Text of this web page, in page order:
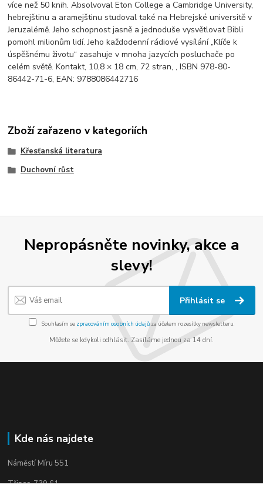
více než 50 knih. Absolvoval Eton College a Cambridge University,
hebrejštinu a aramejštinu studoval také na Hebrejské universitě v
Jeruzalémě. Jeho schopnost jasně a jednoduše vysvětlovat Bibli
pomohl milionům lidí. Jeho každodenní rádiové vysílání „Klíče k
úspěšnému životu“ zasahuje v mnoha jazycích posluchače po
celém světě. Kontakt, 10,8 × 18 cm, 72 stran, , ISBN 978-80-
86442-71-6, EAN: 9788086442716
Zboží zařazeno v kategoriích
Křesťanská literatura
Duchovní růst
Nepropásněte novinky, akce a
slevy!
Přihlásit se
Souhlasím se zpracováním osobních údajůza účelem rozesílky newsletteru.
Můžete se kdykoli odhlásit. Zasíláme jednou za 14 dní.
Kde nás najdete
Náměstí Míru 551
Třinec, 739 61